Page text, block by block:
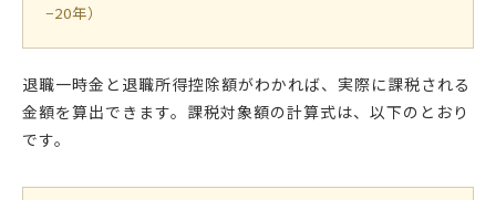
−20年）
退職一時金と退職所得控除額がわかれば、実際に課税される
金額を算出できます。課税対象額の計算式は、以下のとおり
です。